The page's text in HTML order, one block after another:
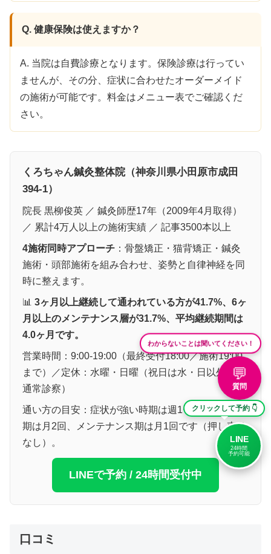
Q. 健康保険は使えますか？
A. 当院は自費診療となります。保険診療は行ってい
ませんが、その分、症状に合わせたオーダーメイド
の施術が可能です。料金はメニュー表でご確認くだ
さい。
くろちゃん鍼灸整体院（神奈川県小田原市成田
394-1）
院長 黒柳俊英 ／ 鍼灸師歴17年（2009年4月取得）
／ 累計4万人以上の施術実績 ／ 記事3500本以上
4施術同時アプローチ ：骨盤矯正・猫背矯正・鍼灸
施術・頭部施術を組み合わせ、姿勢と自律神経を同
時に整えます。
📊 3ヶ月以上継続して通われている方が41.7%、6ヶ
月以上のメンテナンス層が31.7%、平均継続期間は
4.0ヶ月です。
営業時間：9:00-19:00（最終受付18:00／施術19:00
まで）／定休：水曜・日曜（祝日は水・日以外なら
通常診察）
通い方の目安：症状が強い時期は週1〜隔週、安定
期は月2回、メンテナンス期は月1回です（押し売り
なし）。
LINEで予約 / 24時間受付中
口コミ
わからないことは聞いてください！
💬
質問
クリックして予約 👇
LINE
24時間
予約可能